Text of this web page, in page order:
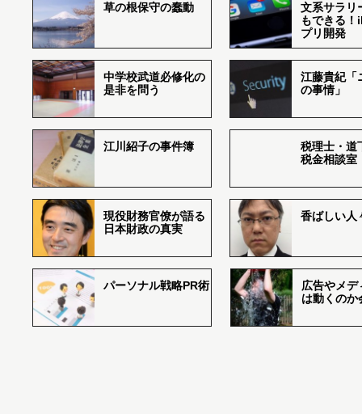
草の根保守の蠢動
文系サラリ
もできる
プリ開発
中学校武道必修化の
是非を問う
江藤貴紀「
の事情」
江川紹子の事件簿
税理士・道
税金相談室
現役財務官僚が語る
日本財政の真実
香ばしい
パーソナル戦略PR術
広告やメデ
は動くのか